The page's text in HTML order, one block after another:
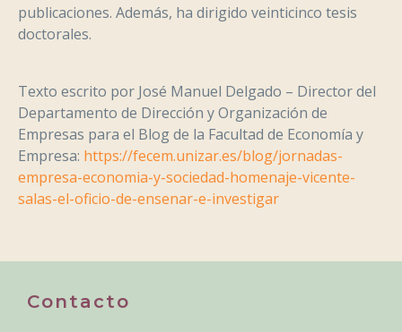
publicaciones. Además, ha dirigido veinticinco tesis
doctorales.
Texto escrito por José Manuel Delgado – Director del
Departamento de Dirección y Organización de
Empresas para el Blog de la Facultad de Economía y
Empresa: https://fecem.unizar.es/blog/jornadas-
empresa-economia-y-sociedad-homenaje-vicente-
salas-el-oficio-de-ensenar-e-investigar
Contacto